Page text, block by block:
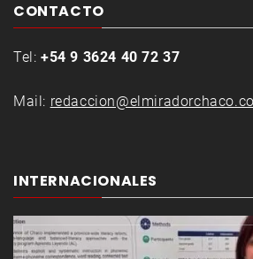
CONTACTO
Tel: +54 9 3624 40 72 37
Mail:
INTERNACIONALES